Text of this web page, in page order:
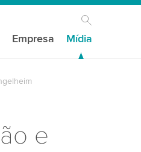
Empresa Mídia
e